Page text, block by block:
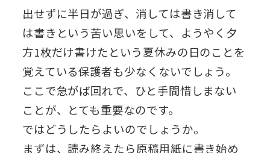
出せずに半日が過ぎ、消しては書き消して
は書きという苦い思いをして、ようやく夕
方1枚だけ書けたという夏休みの日のことを
覚えている保護者も少なくないでしょう。
ここで急がば回れで、ひと手間惜しまない
ことが、とても重要なのです。
ではどうしたらよいのでしょうか。
まずは、読み終えたら原稿用紙に書き始め